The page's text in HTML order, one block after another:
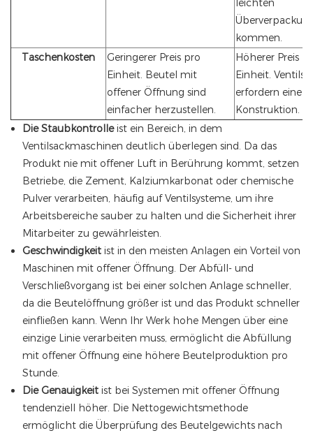
leichten
kommen.
Taschenkosten
Geringerer Preis pro
Einheit. Beutel mit
offener Öffnung sind
einfacher herzustellen.
Höherer Preis
Einheit.
erfordern eine
Konstruktion.
Die Staubkontrolle ist ein Bereich, in dem
Ventilsackmaschinen deutlich überlegen sind. Da das
Produkt nie mit offener Luft in Berührung kommt, setzen
Betriebe, die Zement, Kalziumkarbonat oder chemische
Pulver verarbeiten, häufig auf Ventilsysteme, um ihre
Arbeitsbereiche sauber zu halten und die Sicherheit ihrer
Mitarbeiter zu gewährleisten.
Geschwindigkeit ist in den meisten Anlagen ein Vorteil von
Maschinen mit offener Öffnung. Der Abfüll- und
Verschließvorgang ist bei einer solchen Anlage schneller,
da die Beutelöffnung größer ist und das Produkt schneller
einfließen kann. Wenn Ihr Werk hohe Mengen über eine
einzige Linie verarbeiten muss, ermöglicht die Abfüllung
mit offener Öffnung eine höhere Beutelproduktion pro
Stunde.
Die Genauigkeit ist bei Systemen mit offener Öffnung
tendenziell höher. Die Nettogewichtsmethode
ermöglicht die Überprüfung des Beutelgewichts nach